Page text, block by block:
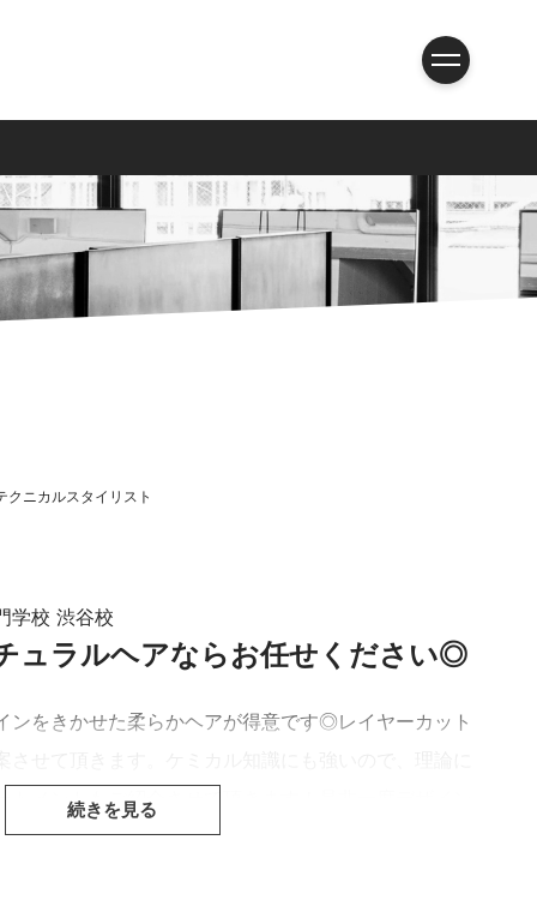
クニカルスタイリスト
予約する
学校 渋谷校
ュラルヘアならお任せください◎
ンをきかせた柔らかヘアが得意です◎レイヤーカット
メントもご紹介させて頂きます！是非一度デザイン
ください◎